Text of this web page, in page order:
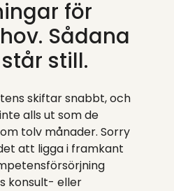
för
Sådana
still.
skiftar snabbt, och
alls ut som de
tolv månader. Sorry
att ligga i framkant
konsult- eller